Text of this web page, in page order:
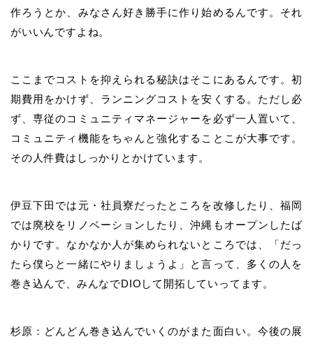
作ろうとか、みなさん好き勝手に作り始めるんです。それ
がいいんですよね。
ここまでコストを抑えられる秘訣はそこにあるんです。初
期費用をかけず、ランニングコストを安くする。ただし必
ず、専従のコミュニティマネージャーを必ず一人置いて、
コミュニティ機能をちゃんと強化することこが大事です。
その人件費はしっかりとかけています。
伊豆下田では元・社員寮だったところを改修したり、福岡
では廃校をリノベーションしたり、沖縄もオープンしたば
かりです。なかなか人が集められないところでは、「だっ
たら僕らと一緒にやりましょうよ」と言って、多くの人を
巻き込んで、みんなでDIOして開拓していってます。
杉原：どんどん巻き込んでいくのがまた面白い。今後の展